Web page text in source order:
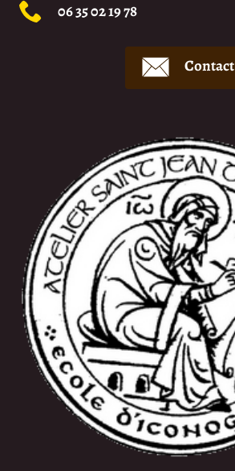
06 35 02 19 78
Contact